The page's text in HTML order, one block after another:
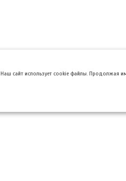
Hаш сайт использует cookie файлы. Продолжая